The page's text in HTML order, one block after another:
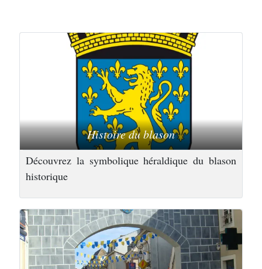
Histoire du blason
Découvrez la symbolique héraldique du blason
historique